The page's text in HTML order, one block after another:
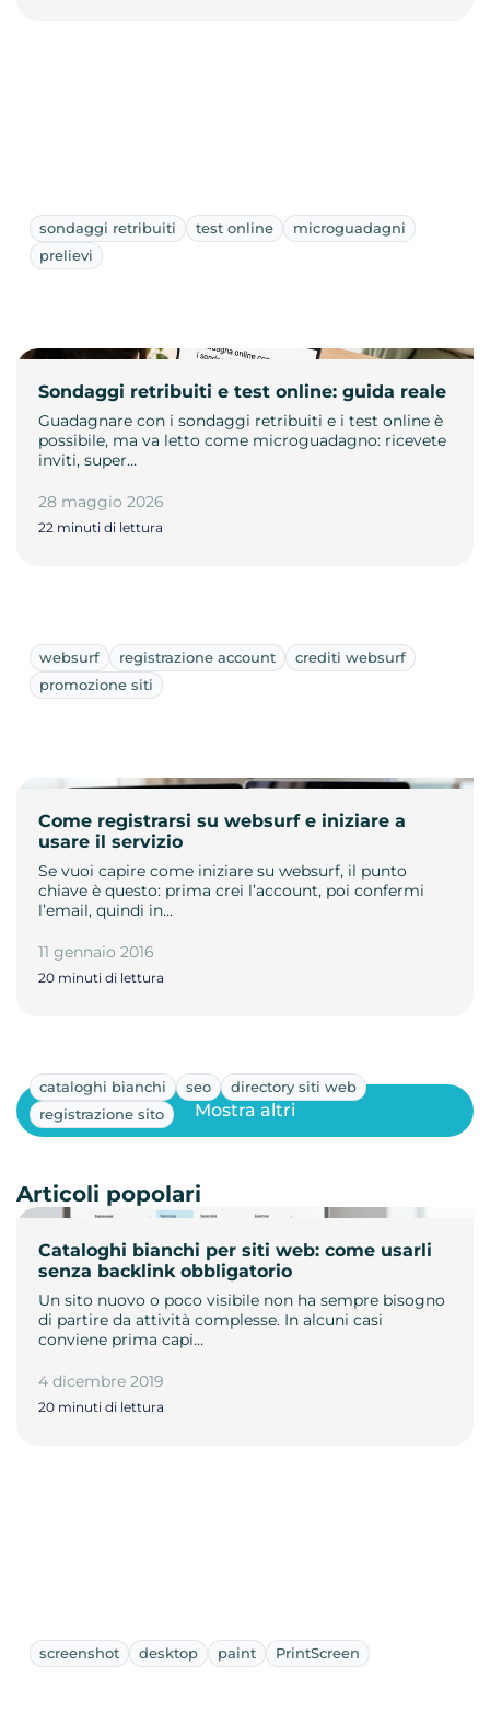
sondaggi retribuiti test online
microguadagni
prelievi
Sondaggi retribuiti e test online: guida reale
Guadagnare con i sondaggi retribuiti e i test online è
possibile, ma va letto come microguadagno: ricevete
inviti, super…
28 maggio 2026
22 minuti di lettura
websurf registrazione account
crediti websurf
promozione siti
Come registrarsi su websurf e iniziare a
usare il servizio
Se vuoi capire come iniziare su websurf, il punto
chiave è questo: prima crei l’account, poi confermi
l’email, quindi in…
11 gennaio 2016
20 minuti di lettura
cataloghi bianchi seo
directory siti web
registrazione sito
Cataloghi bianchi per siti web: come usarli
senza backlink obbligatorio
Un sito nuovo o poco visibile non ha sempre bisogno
di partire da attività complesse. In alcuni casi
conviene prima capi…
4 dicembre 2019
20 minuti di lettura
Mostra altri
Articoli popolari
screenshot desktop paint PrintScreen